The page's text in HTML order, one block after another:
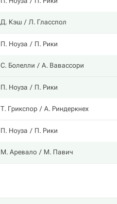
Д. Кэш Л. Гласспол
П. Ноуза П. Рики
С. Болелли А. Вавассори
П. Ноуза П. Рики
Т. Грикспор А. Риндеркнех
П. Ноуза П. Рики
М. Аревало М. Павич